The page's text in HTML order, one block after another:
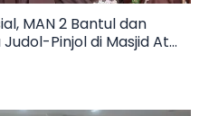
MAN 2 Bantul dan
Pinjol di Masjid At